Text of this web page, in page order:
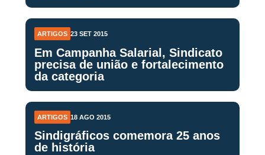
ARTIGOS 23 SET 2015
Em Campanha Salarial, Sindicato
precisa de união e fortalecimento
da categoria
ARTIGOS 18 AGO 2015
Sindigráficos comemora 25 anos
de história